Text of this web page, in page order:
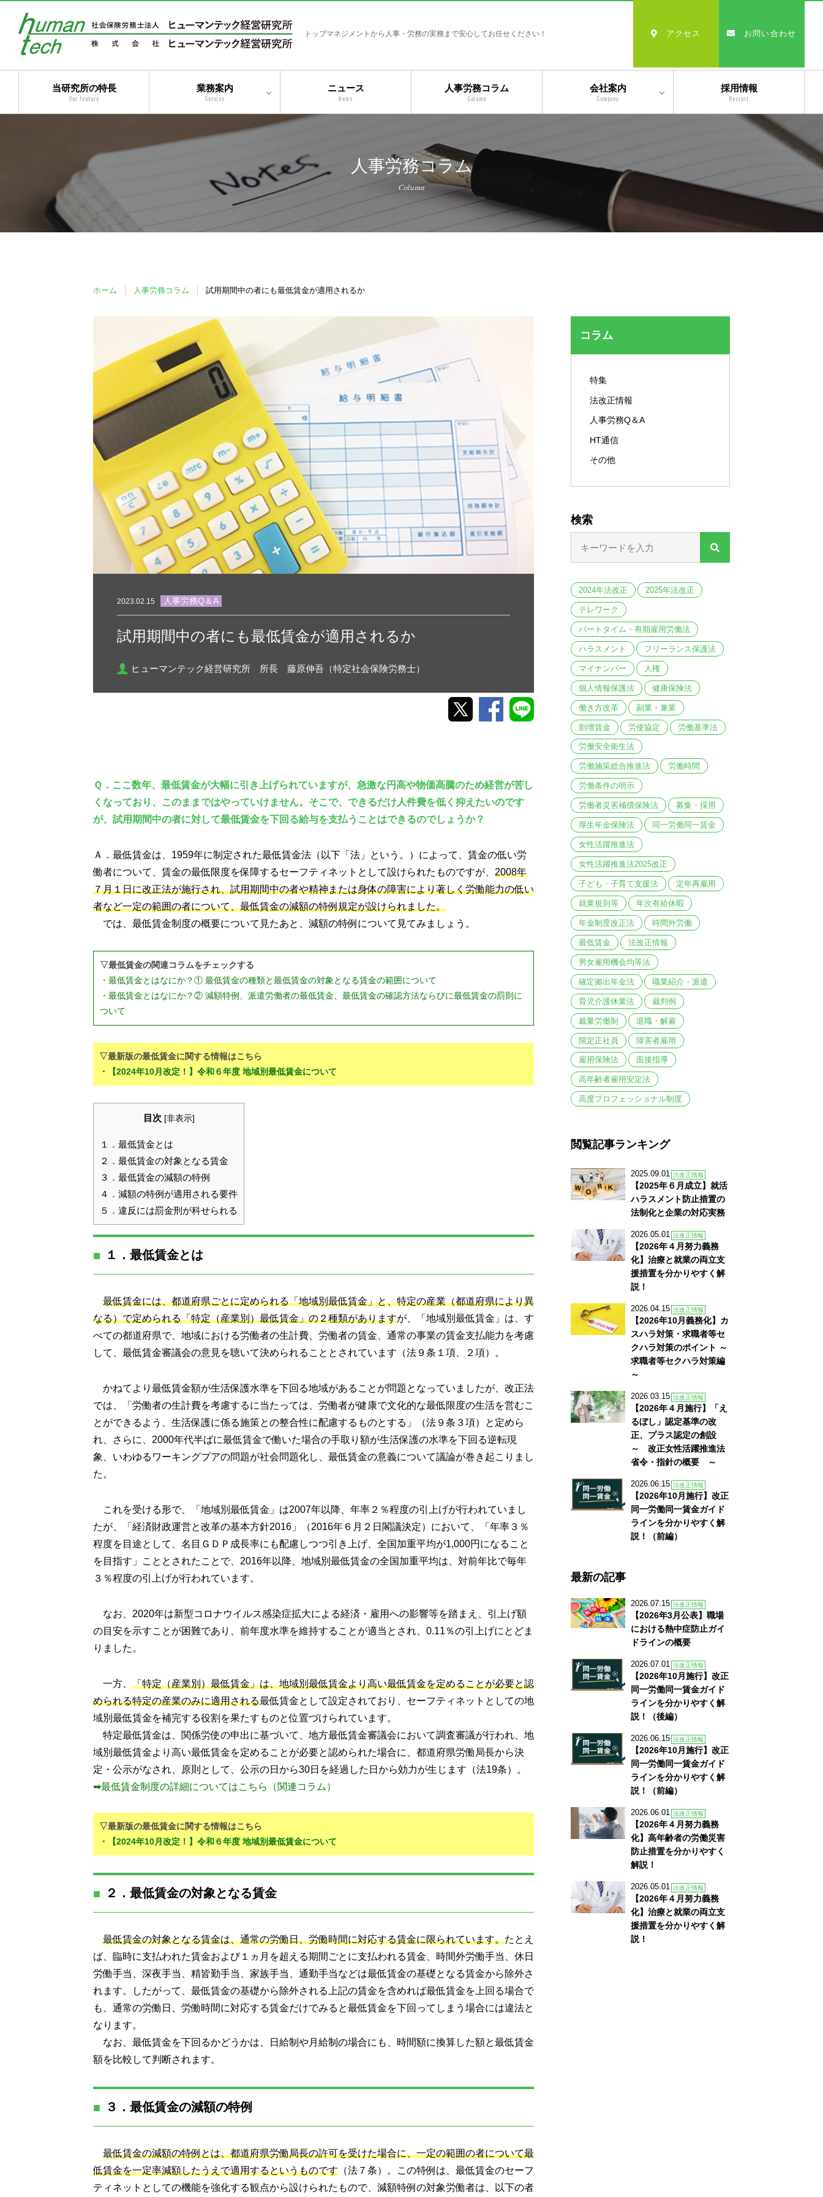
トップマネジメントから人事・労務の実務まで安心してお任せください！
当研究所の特長
Our feature
業務案内
Service
二法人体制によるトータ
ルサービス
コンサルティングサービ
ニュース
News
人事労務コラム
Column
会社案内
Company
沿革
経営理念・モットー
スタッフ紹介
採用情報
Recruit
アクセス お問い合わせ
人事労務コラム
Column
ホーム 人事労務コラム 試用期間中の者にも最低賃金が適用されるか
2023.02.15 人事労務Q＆A
試用期間中の者にも最低賃金が適用されるか
ヒューマンテック経営研究所 所長 藤原伸吾（特定社会保険労務士）
Ｑ．ここ数年、最低賃金が大幅に引き上げられていますが、急激な円高や物価高騰のため経営が苦し
くなっており、このままではやっていけません。そこで、できるだけ人件費を低く抑えたいのです
が、試用期間中の者に対して最低賃金を下回る給与を支払うことはできるのでしょうか？
Ａ．最低賃金は、1959年に制定された最低賃金法（以下「法」という。）によって、賃金の低い労
働者について、賃金の最低限度を保障するセーフティネットとして設けられたものですが、 2008年
７月１日に改正法が施行され、試用期間中の者や精神または身体の障害により著しく労働能力の低い
者など一定の範囲の者について、最低賃金の減額の特例規定が設けられました。
では、最低賃金制度の概要について見たあと、減額の特例について見てみましょう。
▽最低賃金の関連コラムをチェックする
・最低賃金とはなにか？① 最低賃金の種類と最低賃金の対象となる賃金の範囲について
・最低賃金とはなにか？② 減額特例、派遣労働者の最低賃金、最低賃金の確認方法ならびに最低賃金の罰則に
ついて
▽最新版の最低賃金に関する情報はこちら
・【2024年10月改定！】令和６年度 地域別最低賃金について
目次 [非表示]
１．最低賃金とは
２．最低賃金の対象となる賃金
３．最低賃金の減額の特例
４．減額の特例が適用される要件
５．違反には罰金刑が科せられる
１．最低賃金とは
最低賃金には、都道府県ごとに定められる「地域別最低賃金」と、特定の産業（都道府県により異
なる）で定められる「特定（産業別）最低賃金」の２種類がありますが、「地域別最低賃金」は、す
べての都道府県で、地域における労働者の生計費、労働者の賃金、通常の事業の賃金支払能力を考慮
して、最低賃金審議会の意見を聴いて決められることとされています（法９条１項、２項）。
かねてより最低賃金額が生活保護水準を下回る地域があることが問題となっていましたが、改正法
では、「労働者の生計費を考慮するに当たっては、労働者が健康で文化的な最低限度の生活を営むこ
とができるよう、生活保護に係る施策との整合性に配慮するものとする」（法９条３項）と定めら
れ、さらに、2000年代半ばに最低賃金で働いた場合の手取り額が生活保護の水準を下回る逆転現
象、いわゆるワーキングプアの問題が社会問題化し、最低賃金の意義について議論が巻き起こりまし
た。
これを受ける形で、「地域別最低賃金」は2007年以降、年率２％程度の引上げが行われていまし
たが、「経済財政運営と改革の基本方針2016」（2016年６月２日閣議決定）において、「年率３％
程度を目途として、名目ＧＤＰ成長率にも配慮しつつ引き上げ、全国加重平均が1,000円になること
を目指す」こととされたことで、2016年以降、地域別最低賃金の全国加重平均は、対前年比で毎年
３％程度の引上げが行われています。
なお、2020年は新型コロナウイルス感染症拡大による経済・雇用への影響等を踏まえ、引上げ額
の目安を示すことが困難であり、前年度水準を維持することが適当とされ、0.11％の引上げにとどま
りました。
一方、 「特定（産業別）最低賃金」は、地域別最低賃金より高い最低賃金を定めることが必要と認
められる特定の産業のみに適用される最低賃金として設定されており、セーフティネットとしての地
域別最低賃金を補完する役割を果たすものと位置づけられています。
特定最低賃金は、関係労使の申出に基づいて、地方最低賃金審議会において調査審議が行われ、地
域別最低賃金より高い最低賃金を定めることが必要と認められた場合に、都道府県労働局長から決
定・公示がなされ、原則として、公示の日から30日を経過した日から効力が生じます（法19条）。
➡最低賃金制度の詳細についてはこちら（関連コラム）
▽最新版の最低賃金に関する情報はこちら
・【2024年10月改定！】令和６年度 地域別最低賃金について
２．最低賃金の対象となる賃金
最低賃金の対象となる賃金は、通常の労働日、労働時間に対応する賃金に限られています。たとえ
ば、臨時に支払われた賃金および１ヵ月を超える期間ごとに支払われる賃金、時間外労働手当、休日
労働手当、深夜手当、精皆勤手当、家族手当、通勤手当などは最低賃金の基礎となる賃金から除外さ
れます。したがって、最低賃金の基礎から除外される上記の賃金を含めれば最低賃金を上回る場合で
も、通常の労働日、労働時間に対応する賃金だけでみると最低賃金を下回ってしまう場合には違法と
なります。
なお、最低賃金を下回るかどうかは、日給制や月給制の場合にも、時間額に換算した額と最低賃金
額を比較して判断されます。
３．最低賃金の減額の特例
最低賃金の減額の特例とは、都道府県労働局長の許可を受けた場合に、一定の範囲の者について最
低賃金を一定率減額したうえで適用するというものです （法７条）。この特例は、最低賃金のセーフ
ティネットとしての機能を強化する観点から設けられたもので、減額特例の対象労働者は、以下の者
コラム
特集
法改正情報
人事労務Q＆A
HT通信
その他
検索
2024年法改正 2025年法改正
テレワーク
パートタイム・有期雇用労働法
ハラスメント フリーランス保護法
マイナンバー 人権
個人情報保護法 健康保険法
働き方改革 副業・兼業
割増賃金 労使協定 労働基準法
労働安全衛生法
労働施策総合推進法 労働時間
労働条件の明示
労働者災害補償保険法 募集・採用
厚生年金保険法 同一労働同一賃金
女性活躍推進法
女性活躍推進法2025改正
子ども・子育て支援法 定年再雇用
就業規則等 年次有給休暇
年金制度改正法 時間外労働
最低賃金 法改正情報
男女雇用機会均等法
確定拠出年金法 職業紹介・派遣
育児介護休業法 裁判例
裁量労働制 退職・解雇
限定正社員 障害者雇用
雇用保険法 面接指導
高年齢者雇用安定法
高度プロフェッショナル制度
閲覧記事ランキング
2025.09.01 法改正情報
【2025年６月成立】就活
ハラスメント防止措置の
法制化と企業の対応実務
2026.05.01 法改正情報
【2026年４月努力義務
化】治療と就業の両立支
援措置を分かりやすく解
説！
2026.04.15 法改正情報
【2026年10月義務化】カ
スハラ対策・求職者等セ
クハラ対策のポイント ～
求職者等セクハラ対策編
～
2026.03.15 法改正情報
【2026年４月施行】「え
るぼし」認定基準の改
正、プラス認定の創設
～ 改正女性活躍推進法
省令・指針の概要 ～
2026.06.15 法改正情報
【2026年10月施行】改正
同一労働同一賃金ガイド
ラインを分かりやすく解
説！（前編）
最新の記事
2026.07.15 法改正情報
【2026年3月公表】職場
における熱中症防止ガイ
ドラインの概要
2026.07.01 法改正情報
【2026年10月施行】改正
同一労働同一賃金ガイド
ラインを分かりやすく解
説！（後編）
2026.06.15 法改正情報
【2026年10月施行】改正
同一労働同一賃金ガイド
ラインを分かりやすく解
説！（前編）
2026.06.01 法改正情報
【2026年４月努力義務
化】高年齢者の労働災害
防止措置を分かりやすく
解説！
2026.05.01 法改正情報
【2026年４月努力義務
化】治療と就業の両立支
援措置を分かりやすく解
説！